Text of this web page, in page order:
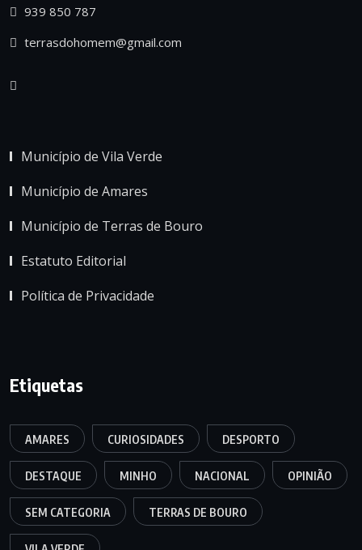
939 850 787
terrasdohomem@gmail.com
Município de Vila Verde
Município de Amares
Município de Terras de Bouro
Estatuto Editorial
Política de Privacidade
Etiquetas
AMARES CURIOSIDADES DESPORTO
DESTAQUE MINHO NACIONAL OPINIÃO
SEM CATEGORIA TERRAS DE BOURO